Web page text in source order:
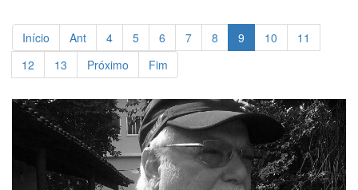
Início Ant 4 5 6 7 8 9 10
11
12
13 Próximo Fim